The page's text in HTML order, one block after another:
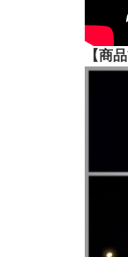
【商品